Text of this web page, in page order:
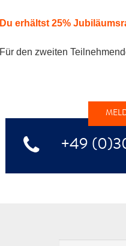
Du erhältst 25%
Für den zweiten
+49